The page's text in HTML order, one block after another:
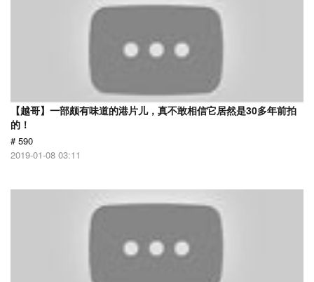
【越哥】一部颇有味道的港片儿，真不敢相信它居然是30多年前拍
的！
# 590
2019-01-08 03:11